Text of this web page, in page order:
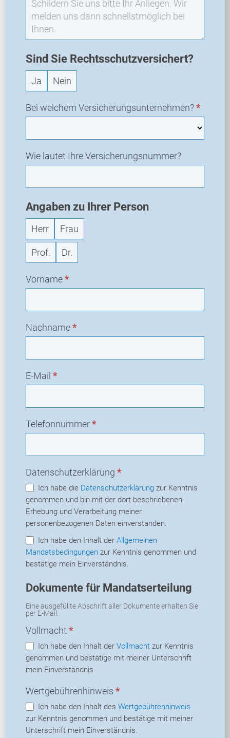
a
n
r
a
g
Sind Sie Rechtsschutzversichert?
Ja Nein
Bei welchem Versicherungsunternehmen?*
Wie lautet Ihre Versicherungsnummer?
Angaben zu Ihrer Person
Herr Frau
Prof. Dr.
Vorname*
Nachname*
E-Mail *
Telefonnummer*
Datenschutzerklärung *
Ich habe die Datenschutzerklärung zur Kenntnis
genommen und bin mit der dort beschriebenen
Erhebung und Verarbeitung meiner
personenbezogenen Daten einverstanden.
Ich habe den Inhalt der Allgemeinen
Mandatsbedingungen
bestätige mein Einverständnis.
Dokumente für Mandatserteilung
Eine ausgefüllte Abschrift aller Dokumente erhalten Sie
per E-Mail.
Vollmacht *
Ich habe den Inhalt der Vollmacht zur Kenntnis
genommen und bestätige mit meiner Unterschrift
mein Einverständnis.
Wertgebührenhinweis *
Ich habe den Inhalt des Wertgebührenhinweis
zur Kenntnis genommen und bestätige mit meiner
Unterschrift mein Einverständnis.